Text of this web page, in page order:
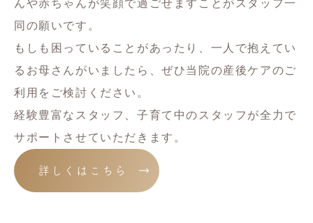
んや赤ちゃんが笑顔で過ごせますことがスタッフ一
同の願いです。
もしも困っていることがあったり、一人で抱えてい
るお母さんがいましたら、ぜひ当院の産後ケアのご
利用をご検討ください。
経験豊富なスタッフ、子育て中のスタッフが全力で
サポートさせていただきます。
詳しくはこちら